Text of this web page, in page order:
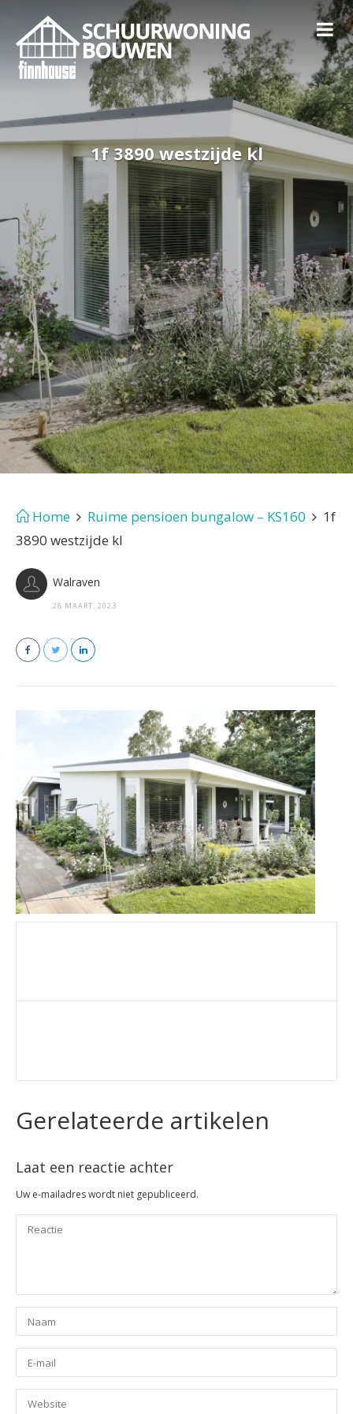
1f 3890 westzijde kl
Home Ruime pensioen bungalow – KS160
1f
3890 westzijde kl
Walraven
28 MAART, 2023
Gerelateerde artikelen
Laat een reactie achter
Uw e-mailadres wordt niet gepubliceerd.